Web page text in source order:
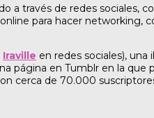
a través de redes sociales,
para hacer
Iraville en redes sociales),
página en Tumblr en la
cerca de 70.000